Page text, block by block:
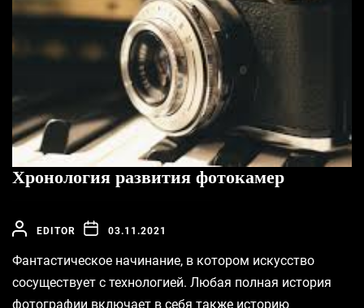
Хронология развития фотокамер
EDITOR 03.11.2021
Фантастическое начинание, в котором искусство
сосуществует с технологией. Любая полная история
фотографии включает в себя также историю